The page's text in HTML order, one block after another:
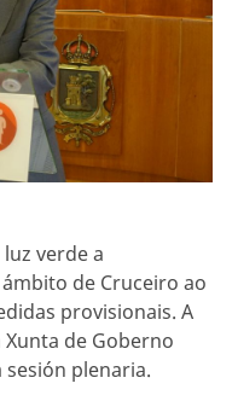
verde a
de Cruceiro ao
provisionais. A
de Goberno
plenaria.